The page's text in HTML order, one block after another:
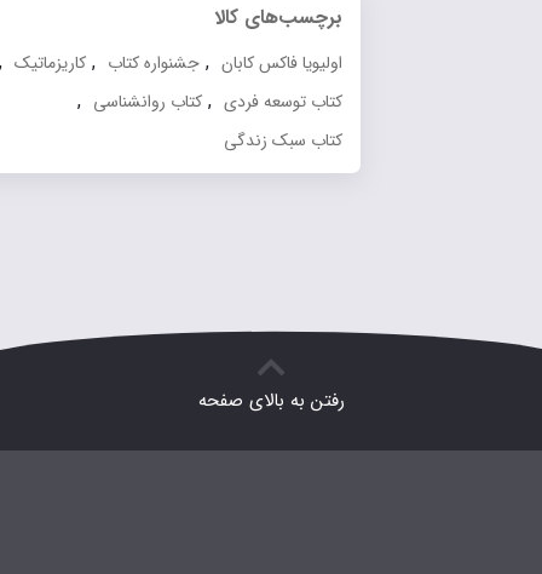
برچسب‌های کالا
اولیویا فاکس کابان ,جشنواره کتاب ,کاریزماتیک ,
کتاب توسعه فردی ,کتاب روانشناسی ,
کتاب سبک زندگی
رفتن به بالای صفحه